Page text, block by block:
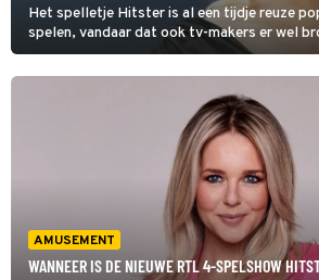
Het spelletje Hitster is al een tijdje reuze
spelen, vandaar dat ook tv-makers er wel
zijn de eerste kandidaten van de RTL 4-
AMUSEMENT
WANNEER IS DE NIEUWE RTL 4-SPELSHOW